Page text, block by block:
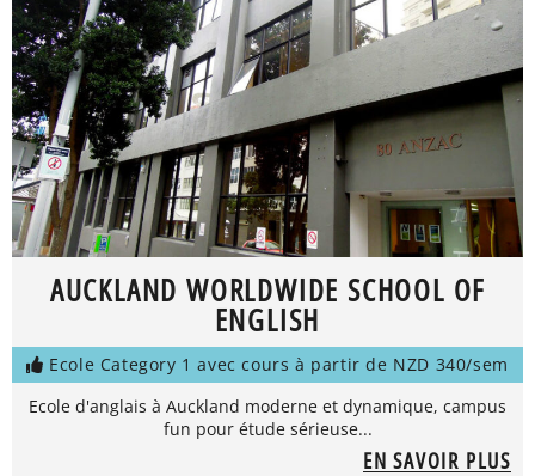
AUCKLAND WORLDWIDE SCHOOL OF
ENGLISH
Ecole Category 1 avec cours à partir de NZD 340/sem
Ecole d'anglais à Auckland moderne et dynamique, campus
fun pour étude sérieuse...
EN SAVOIR PLUS